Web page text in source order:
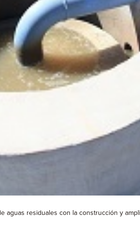
residuales con la construcción y